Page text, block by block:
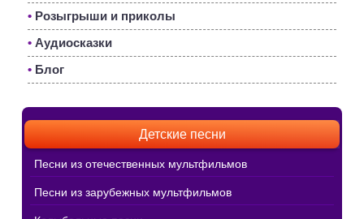
• Розыгрыши и приколы
• Аудиосказки
• Блог
Детские песни
Песни из отечественных мультфильмов
Песни из зарубежных мультфильмов